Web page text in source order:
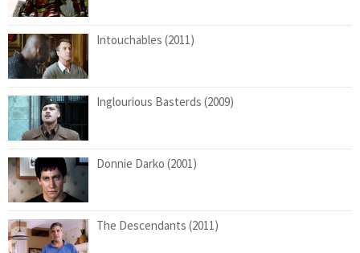
Intouchables (2011)
Inglourious Basterds (2009)
Donnie Darko (2001)
The Descendants (2011)